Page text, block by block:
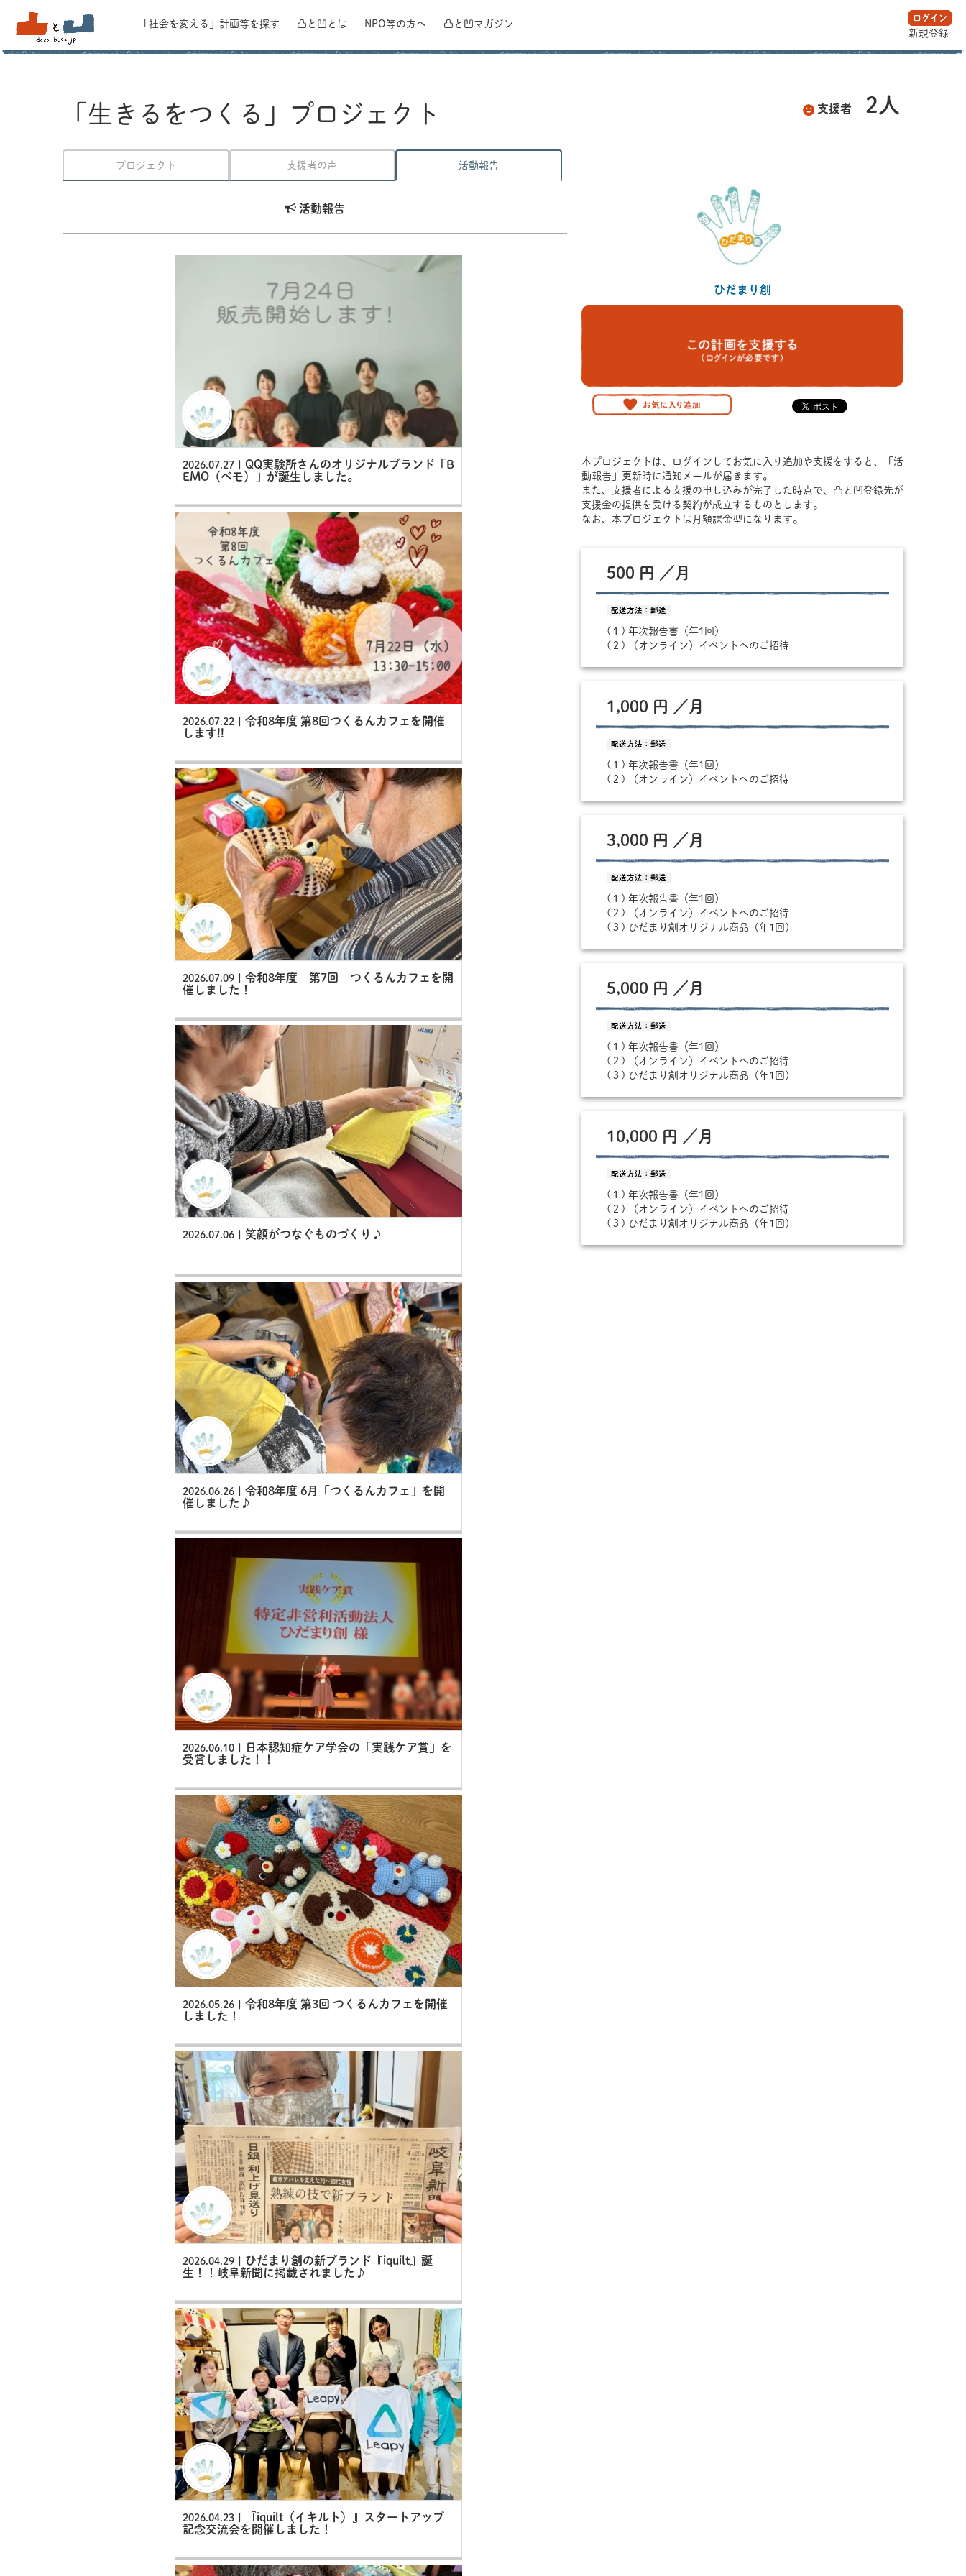
「社会を変える」 計画等を探す 凸と凹とは NPO等の方へ 凸と凹マガジン
ログイン
新規登録
「生きるをつくる」プロジェクト
プロジェクト 支援者の声 活動報告
活動報告
2026.07.27 | QQ実験所さんのオリジナルブランド「B
EMO（ベモ）」が誕生しました。
2026.07.22 | 令和8年度 第8回つくるんカフェを開催
します!!
2026.07.09 | 令和8年度 第7回 つくるんカフェを開
催しました！
2026.07.06 | 笑顔がつなぐものづくり♪
2026.06.26 | 令和8年度 6月「つくるんカフェ」を開
催しました♪
2026.06.10 |
日本認知症ケア学会の「実践ケア賞」を
受賞しました！！
2026.05.26 | 令和8年度 第3回 つくるんカフェを開催
しました！
2026.04.29 | ひだまり創の新ブランド『iquilt』誕
生！！岐阜新聞に掲載されました♪
2026.04.23 |
『iquilt（イキルト）』スタートアップ
記念交流会を開催しました！
支援者 2人
ひだまり創
本プロジェクトは、ログインしてお気に入り追加や支援をすると、「活
動報告」更新時に通知メールが届きます。
また、支援者による支援の申し込みが完了した時点で、凸と凹登録先が
支援金の提供を受ける契約が成立するものとします。
なお、本プロジェクトは月額課金型になります。
500 円 ／月
配送方法：郵送
(１) 年次報告書（年1回）
(２) （オンライン）イベントへのご招待
1,000 円 ／月
配送方法：郵送
(１) 年次報告書（年1回）
(２) （オンライン）イベントへのご招待
3,000 円 ／月
配送方法：郵送
(１) 年次報告書（年1回）
(２) （オンライン）イベントへのご招待
(３) ひだまり創オリジナル商品（年1回）
5,000 円 ／月
配送方法：郵送
(１) 年次報告書（年1回）
(２) （オンライン）イベントへのご招待
(３) ひだまり創オリジナル商品（年1回）
10,000 円 ／月
配送方法：郵送
(１) 年次報告書（年1回）
(２) （オンライン）イベントへのご招待
(３) ひだまり創オリジナル商品（年1回）